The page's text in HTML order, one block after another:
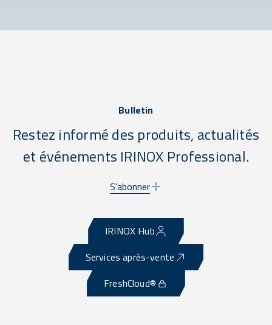
Bulletin
Restez informé des produits, actualités
et événements IRINOX Professional.
S'abonner
IRINOX Hub
Services après-vente
FreshCloud®